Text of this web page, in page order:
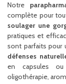
Notre
complète pour
soulager une
pratiques et
sont parfaits pour
défenses
en capsules ou
oligothérapie,